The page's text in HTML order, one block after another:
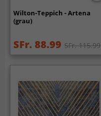
Wilton-Teppich - Artena
(grau)
SFr. 88.99 SFr. 115.99